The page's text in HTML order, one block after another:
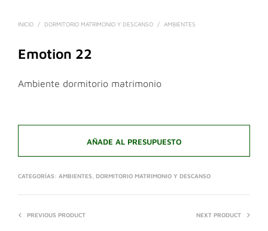
INICIO / DORMITORIO MATRIMONIO Y DESCANSO / AMBIENTES
Emotion 22
Ambiente dormitorio matrimonio
AÑADE AL PRESUPUESTO
CATEGORÍAS: AMBIENTES, DORMITORIO MATRIMONIO Y DESCANSO
PREVIOUS PRODUCT NEXT PRODUCT